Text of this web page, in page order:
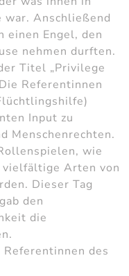
war. Anschließend
einen Engel, den
nehmen durften.
Titel „Privilege
Referentinnen
Input zu
Menschenrechten.
wie
vielfältige Arten von
Dieser Tag
den
die
Referentinnen des